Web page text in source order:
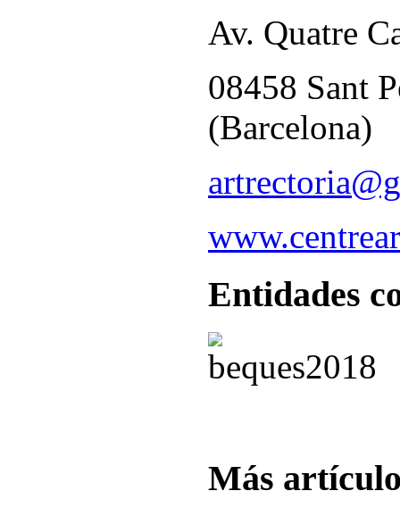
Av. Quatre
08458 Sant
(Barcelona)
Entidades
Más